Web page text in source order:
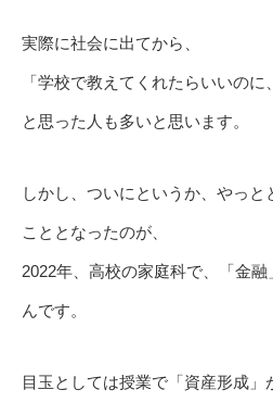
実際に社会に出てから、
「学校で教えてくれたらいいのに
と思った人も多いと思います。
しかし、ついにというか、やっ
こととなったのが、
2022年、高校の家庭科で、「金
んです。
目玉としては授業で「資産形成」